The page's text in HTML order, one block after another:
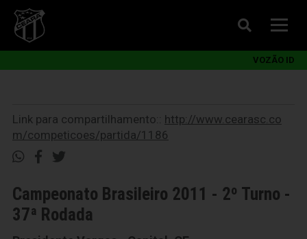
VOZÃO ID
Link para compartilhamento:: http://www.cearasc.co
m/competicoes/partida/1186
Campeonato Brasileiro 2011 - 2º Turno -
37ª Rodada